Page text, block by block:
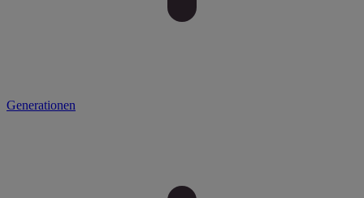
Generationen